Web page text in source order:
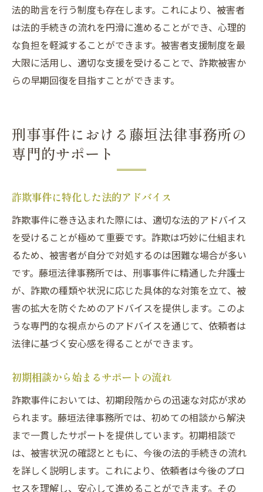
法的助言を行う制度も存在します。これにより、被害者
は法的手続きの流れを円滑に進めることができ、心理的
な負担を軽減することができます。被害者支援制度を最
大限に活用し、適切な支援を受けることで、詐欺被害か
らの早期回復を目指すことができます。
刑事事件における藤垣法律事務所の
専門的サポート
詐欺事件に特化した法的アドバイス
詐欺事件に巻き込まれた際には、適切な法的アドバイス
を受けることが極めて重要です。詐欺は巧妙に仕組まれ
るため、被害者が自分で対処するのは困難な場合が多い
です。藤垣法律事務所では、刑事事件に精通した弁護士
が、詐欺の種類や状況に応じた具体的な対策を立て、被
害の拡大を防ぐためのアドバイスを提供します。このよ
うな専門的な視点からのアドバイスを通じて、依頼者は
法律に基づく安心感を得ることができます。
初期相談から始まるサポートの流れ
詐欺事件においては、初期段階からの迅速な対応が求め
られます。藤垣法律事務所では、初めての相談から解決
まで一貫したサポートを提供しています。初期相談で
は、被害状況の確認とともに、今後の法的手続きの流れ
を詳しく説明します。これにより、依頼者は今後のプロ
セスを理解し、安心して進めることができます。その